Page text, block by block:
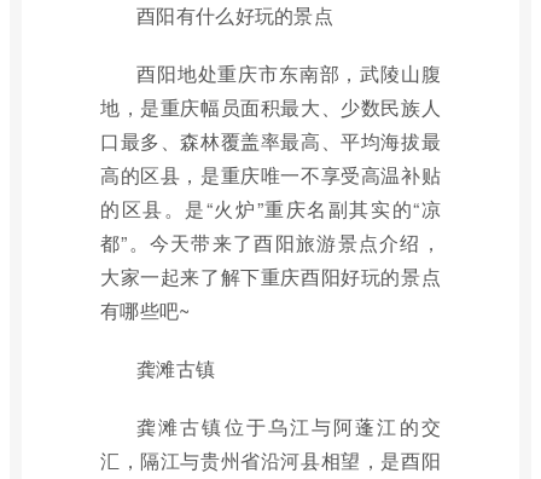
酉阳有什么好玩的景点
酉阳地处重庆市东南部，武陵山腹
地，是重庆幅员面积最大、少数民族人
口最多、森林覆盖率最高、平均海拔最
高的区县，是重庆唯一不享受高温补贴
的区县。是“火炉”重庆名副其实的“凉
都”。今天带来了酉阳旅游景点介绍，
大家一起来了解下重庆酉阳好玩的景点
有哪些吧~
龚滩古镇
龚滩古镇位于乌江与阿蓬江的交
汇，隔江与贵州省沿河县相望，是酉阳